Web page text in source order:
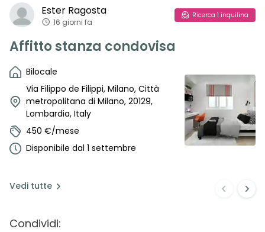
Ester Ragosta
16 giorni fa
Ricerca 1 inquilina
Affitto stanza condovisa
Bilocale
Via Filippo de Filippi, Milano, Città
metropolitana di Milano, 20129,
Lombardia, Italy
450 €/mese
Disponibile dal 1 settembre
Vedi tutte
Condividi: